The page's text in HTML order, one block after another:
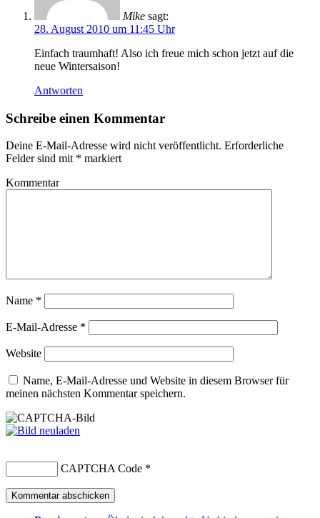
Mike sagt:
28. August 2010 um 11:45 Uhr
Einfach traumhaft! Also ich freue mich schon jetzt auf die
neue Wintersaison!
Antworten
Schreibe einen Kommentar
Deine E-Mail-Adresse wird nicht veröffentlicht. Erforderliche
Felder sind mit * markiert
Kommentar
Name *
E-Mail-Adresse *
Website
Name, E-Mail-Adresse und Website in diesem Browser für
meinen nächsten Kommentar speichern.
CAPTCHA Code *